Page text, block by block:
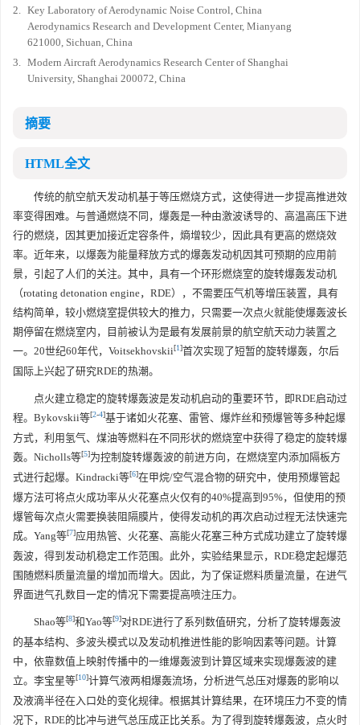
2. Key Laboratory of Aerodynamic Noise Control, China
Aerodynamics Research and Development Center, Mianyang
621000, Sichuan, China
3. Modern Aircraft Aerodynamics Research Center of Shanghai
University, Shanghai 200072, China
摘要
HTML全文
传统的航空航天发动机基于等压燃烧方式，这使得进一步提高推进效
率变得困难。与普通燃烧不同，爆轰是一种由激波诱导的、高温高压下进
行的燃烧，因其更加接近定容条件，熵增较少，因此具有更高的燃烧效
率。近年来，以爆轰为能量释放方式的爆轰发动机因其可预期的应用前
景，引起了人们的关注。其中，具有一个环形燃烧室的旋转爆轰发动机
（rotating detonation engine，RDE），不需要压气机等增压装置，具有
结构简单，较小燃烧室提供较大的推力，只需要一次点火就能使爆轰波长
期停留在燃烧室内，目前被认为是最有发展前景的航空航天动力装置之
一。20世纪60年代，Voitsekhovskii[1]首次实现了短暂的旋转爆轰，尔后
国际上兴起了研究RDE的热潮。
点火建立稳定的旋转爆轰波是发动机启动的重要环节，即RDE启动过
程。Bykovskii等[2-4]基于诸如火花塞、雷管、爆炸丝和预爆管等多种起爆
方式，利用氢气、煤油等燃料在不同形状的燃烧室中获得了稳定的旋转爆
轰。Nicholls等[5]为控制旋转爆轰波的前进方向，在燃烧室内添加隔板方
式进行起爆。Kindracki等[6]在甲烷/空气混合物的研究中，使用预爆管起
爆方法可将点火成功率从火花塞点火仅有的40%提高到95%，但使用的预
爆管每次点火需要换装阻隔膜片，使得发动机的再次启动过程无法快速完
成。Yang等[7]应用热管、火花塞、高能火花塞三种方式成功建立了旋转爆
轰波，得到发动机稳定工作范围。此外，实验结果显示，RDE稳定起爆范
围随燃料质量流量的增加而增大。因此，为了保证燃料质量流量，在进气
界面进气孔数目一定的情况下需要提高喷注压力。
Shao等[8]和Yao等[9]对RDE进行了系列数值研究，分析了旋转爆轰波
的基本结构、多波头模式以及发动机推进性能的影响因素等问题。计算
中，依靠数值上映射传播中的一维爆轰波到计算区域来实现爆轰波的建
立。李宝星等[10]计算气液两相爆轰流场，分析进气总压对爆轰的影响以
及液滴半径在入口处的变化规律。根据其计算结果，在环境压力不变的情
况下，RDE的比冲与进气总压成正比关系。为了得到旋转爆轰波，点火时